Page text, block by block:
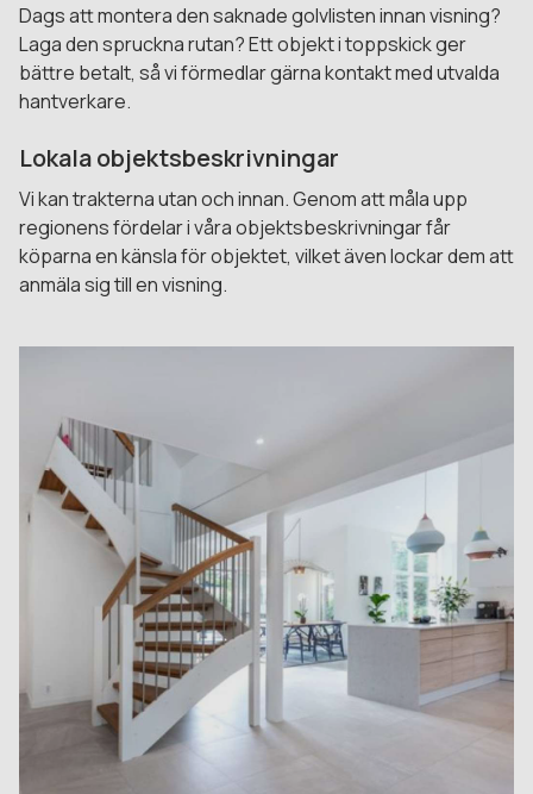
Dags att montera den saknade golvlisten innan visning?
Laga den spruckna rutan? Ett objekt i toppskick ger
bättre betalt, så vi förmedlar gärna kontakt med utvalda
hantverkare.
Lokala objektsbeskrivningar
Vi kan trakterna utan och innan. Genom att måla upp
regionens fördelar i våra objektsbeskrivningar får
köparna en känsla för objektet, vilket även lockar dem att
anmäla sig till en visning.